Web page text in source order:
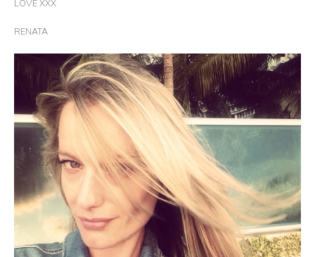
LOVE XXX
RENATA